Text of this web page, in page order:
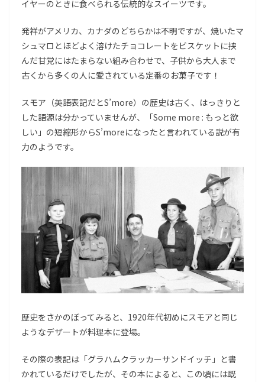
イヤーのときに食べられる伝統的なスイーツです。
発祥がアメリカ、カナダのどちらかは不明ですが、焼いたマ
シュマロとほどよく溶けたチョコレートをビスケットに挟
んだ甘党にはたまらない組み合わせで、子供から大人まで
古くから多くの人に愛されている定番のお菓子です！
スモア（英語表記だとS’more）の歴史は古く、はっきりと
した語源は分かっていませんが、「Some more : もっと欲
しい」の短縮形からS’moreになったと言われている説が有
力のようです。
歴史をさかのぼってみると、1920年代初めにスモアと同じ
ようなデザートが料理本に登場。
その際の表記は「グラハムクラッカーサンドイッチ」と書
かれているだけでしたが、その本によると、この頃には既